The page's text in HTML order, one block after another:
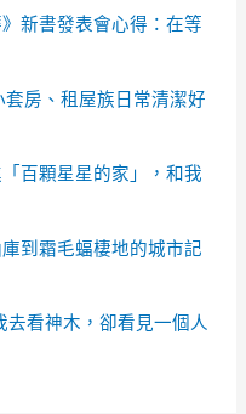
新書發表會心得：在等
房、租屋族日常清潔好
百顆星星的家」，和我
到霜毛蝠棲地的城市記
去看神木，卻看見一個人